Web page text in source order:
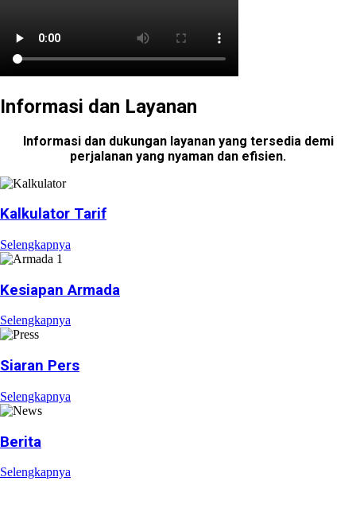
Informasi dan Layanan
Informasi dan dukungan layanan yang tersedia demi
perjalanan yang nyaman dan efisien.
Kalkulator Tarif
Selengkapnya
Kesiapan Armada
Selengkapnya
Siaran Pers
Selengkapnya
Berita
Selengkapnya